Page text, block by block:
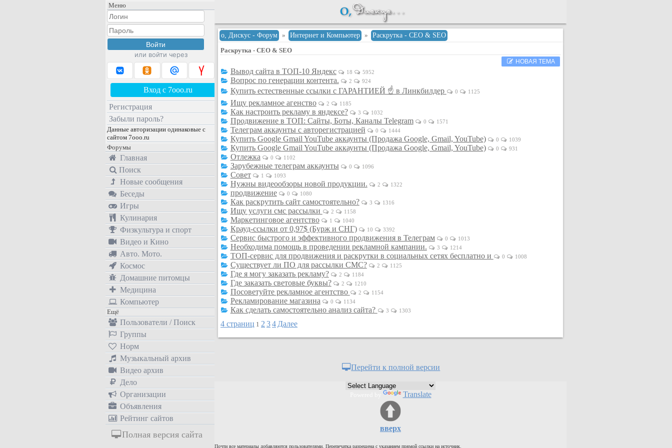
Меню
или войти через
Вход с 7ooo.ru
Регистрация
Забыли пароль?
Данные авторизации одинаковые с
сайтом 7ooo.ru
Форумы
Главная
Поиск
Новые сообщения
Беседы
Игры
Кулинария
Физкультура и спорт
Видео и Кино
Авто. Мото.
Космос
Домашние питомцы
Медицина
Компьютер
Ещё
Пользователи / Поиск
Группы
Норм
Музыкальный архив
Видео архив
Дело
Организации
Объявления
Рейтинг сайтов
Полная версия сайта
о, Дискус - Форум » Интернет и Компьютер »
Раскрутка - СЕО & SEO
Раскрутка - СЕО & SEO
НОВАЯ ТЕМА
Вывод сайта в ТОП-10 Яндекс 18 5952
Вопрос по генерации контента. 2 924
Купить естественные ссылки с ГАРАНТИЕЙ ☝ в Линкбилдер 0 1125
Ищу рекламное агенство 2 1185
Как настроить рекламу в яндексе? 3 1032
Продвижение в ТОП: Сайты, Боты, Каналы Telegram 0 1571
Телеграм аккаунты с авторегистрацией 0 1444
Купить Google Gmail YouTube аккаунты (Продажа Google, Gmail, YouTube) 0 1039
Купить Google Gmail YouTube аккаунты (Продажа Google, Gmail, YouTube) 0 931
Отлежка 0 1102
Зарубежные телеграм аккаунты 0 1096
Совет 1 1093
Нужны видеообзоры новой продукции. 2 1322
продвижение 0 1080
Как раскрутить сайт самостоятельно? 3 1316
Ищу услуги смс рассылки 2 1158
Маркетинговое агентство 1 1040
Крауд-ссылки от 0,97$ (Бурж и СНГ) 10 3392
Сервис быстрого и эффективного продвижения в Телеграм 0 1013
Необходима помощь в проведении рекламной кампании. 3 1214
ТОП-сервис для продвижения и раскрутки в социальных сетях бесплатно и 0 1008
Существует ли ПО для рассылки СМС? 2 1125
Где я могу заказать рекламу? 2 1184
Где заказать световые буквы? 2 1210
Посоветуйте рекламное агентство 2 1154
Рекламирование магазина 0 1134
Как сделать самостоятельно анализ сайта? 3 1303
4 страниц 1 2 34 Далее
Перейти к полной версии
Translate
вверх
Почти все материалы добавляются пользователями. Перепечатка разрешена с указанием прямой ссылки на источник.